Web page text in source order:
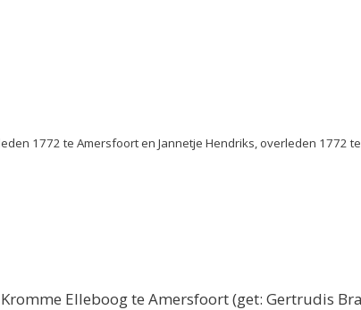
1772 te Amersfoort en Jannetje Hendriks, overleden 1772
Elleboog te Amersfoort (get: Gertrudis